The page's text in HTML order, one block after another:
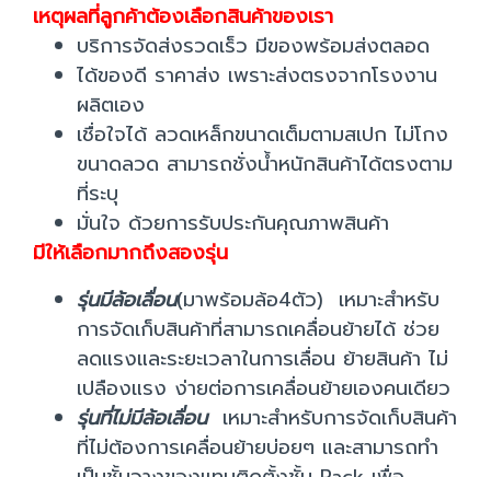
เหตุผลที่ลูกค้าต้องเลือกสินค้าของเรา
บริการจัดส่งรวดเร็ว มีของพร้อมส่งตลอด
ได้ของดี ราคาส่ง เพราะส่งตรงจากโรงงาน
ผลิตเอง
เชื่อใจได้ ลวดเหล็กขนาดเต็มตามสเปก ไม่โกง
ขนาดลวด สามารถชั่งน้ำหนักสินค้าได้ตรงตาม
ที่ระบุ
มั่นใจ ด้วยการรับประกันคุณภาพสินค้า
มีให้เลือกมากถึงสองรุ่น
รุ่นมีล้อเลื่อน(มาพร้อมล้อ4ตัว) เหมาะสำหรับ
การจัดเก็บสินค้าที่สามารถเคลื่อนย้ายได้ ช่วย
ลดแรงและระยะเวลาในการเลื่อน ย้ายสินค้า ไม่
เปลืองแรง ง่ายต่อการเคลื่อนย้ายเองคนเดียว
รุ่นที่ไม่มีล้อเลื่อน เหมาะสำหรับการจัดเก็บสินค้า
ที่ไม่ต้องการเคลื่อนย้ายบ่อยๆ และสามารถทำ